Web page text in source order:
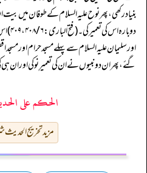
بنیاد رکھی، پھر نوح علیہ السلام کے طوفان میں بیت
اور سلیمان علیہ السلام سے پہلے مسجد حرام اور مسجد
گئے، پھر ان دو نبیوں نے ان کی تعمیرِ نو کی اور
الحكم على
مزید تخریج